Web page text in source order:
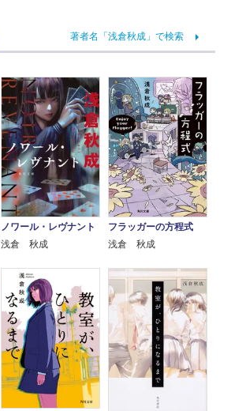
著者名「浅倉秋成」で検索
ノワール・レヴナント
浅倉 秋成
フラッガーの方程式
浅倉 秋成